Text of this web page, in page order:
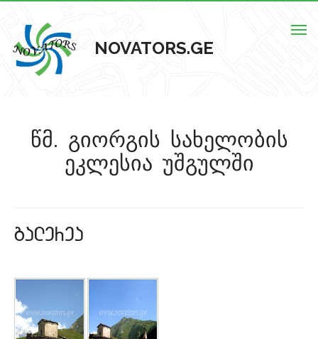
NOVATORS.GE
ჩვენს შესახებ
ისტორიული ძეგლები
კონტაქტი
წმ. გიორგის სახელობის
ეკლესია უშგულში
galerea